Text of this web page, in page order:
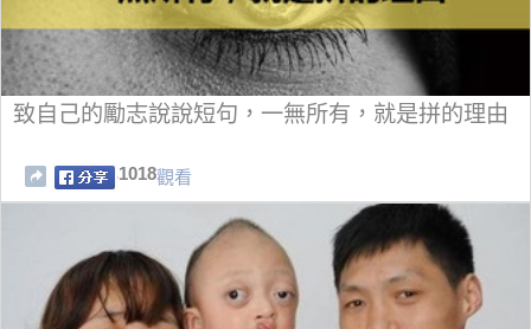
致自己的勵志說說短句，一無所有，就是拼的理由
1018觀看